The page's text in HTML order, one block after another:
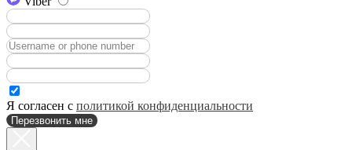
Я согласен с политикой конфиденциальности
Перезвонить мне